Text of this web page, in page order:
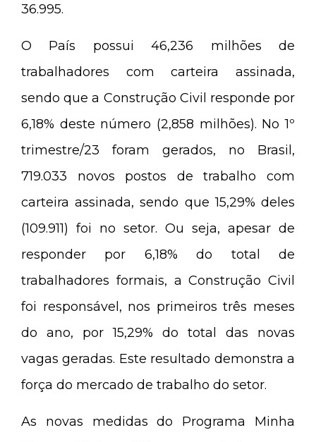
36.995.
O País possui 46,236 milhões de
trabalhadores com carteira assinada,
sendo que a Construção Civil responde por
6,18% deste número (2,858 milhões). No 1º
trimestre/23 foram gerados, no Brasil,
719.033 novos postos de trabalho com
carteira assinada, sendo que 15,29% deles
(109.911) foi no setor. Ou seja, apesar de
responder por 6,18% do total de
trabalhadores formais, a Construção Civil
foi responsável, nos primeiros três meses
do ano, por 15,29% do total das novas
vagas geradas. Este resultado demonstra a
força do mercado de trabalho do setor.
As novas medidas do Programa Minha